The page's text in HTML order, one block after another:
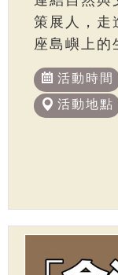
策展人，走
座島嶼上的
活動時間
活動地點